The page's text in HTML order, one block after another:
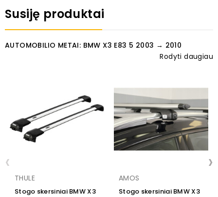
Susiję produktai
AUTOMOBILIO METAI: BMW X3 E83 5 2003 → 2010
Rodyti daugiau
THULE
Stogo skersiniai BMW X3
AMOS
Stogo skersiniai BMW X3
‹ ›